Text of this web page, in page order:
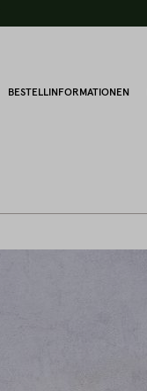
BESTELLINFORMATIONEN